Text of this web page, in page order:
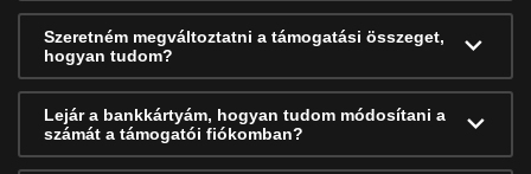
Szeretném megváltoztatni a támogatási összeget,
hogyan tudom?
Lejár a bankkártyám, hogyan tudom módosítani a
számát a támogatói fiókomban?